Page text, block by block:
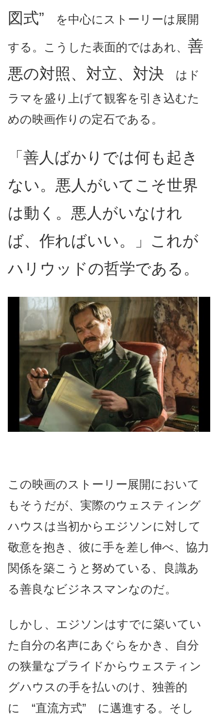
図式” を中心にストーリーは展開
する。こうした表面的ではあれ、 善
悪の対照、対立、対決 はド
ラ マを盛り上げて観客を引き込むた
めの映画作りの定石である。
「善人ばかりでは何も起き
ない。悪人がいてこそ世界
は動く。悪人がいなけれ
ば、作ればいい。」これが
ハリウッドの哲学である。
この映画のストーリー展開において
もそうだが、実際のウェスティング
ハウスは当初からエジソンに対して
敬意を抱き、彼に手を差し伸べ、協力
関係を築こうと努めている、良識あ
る善良なビジネスマンなのだ。
しかし、エジソンはすでに築いてい
た自分の名声にあぐらをかき、自分
の狭量なプライドからウェスティン
グハウスの手を払いのけ、独善的
に “直流方式” に邁進する。そし